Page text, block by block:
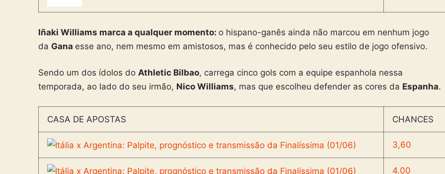
Iñaki Williams marca a qualquer momento: o hispano-ganês ainda não marcou em nenhum jogo
da Gana esse ano, nem mesmo em amistosos, mas é conhecido pelo seu estilo de jogo ofensivo.
Sendo um dos ídolos do Athletic Bilbao, carrega cinco gols com a equipe espanhola nessa
temporada, ao lado do seu irmão, Nico Williams, mas que escolheu defender as cores da Espanha.
CASA DE APOSTAS CHANCES
3,60
4,00